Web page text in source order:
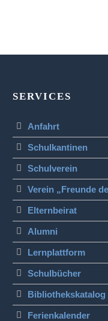
SERVICES
Anfahrt
Schulkantinen
Schulverein
Verein „Freunde
Elternbeirat
Alumni
Lernplattform
Schulbücher
Bibliothekskatalog
Ferienkalender